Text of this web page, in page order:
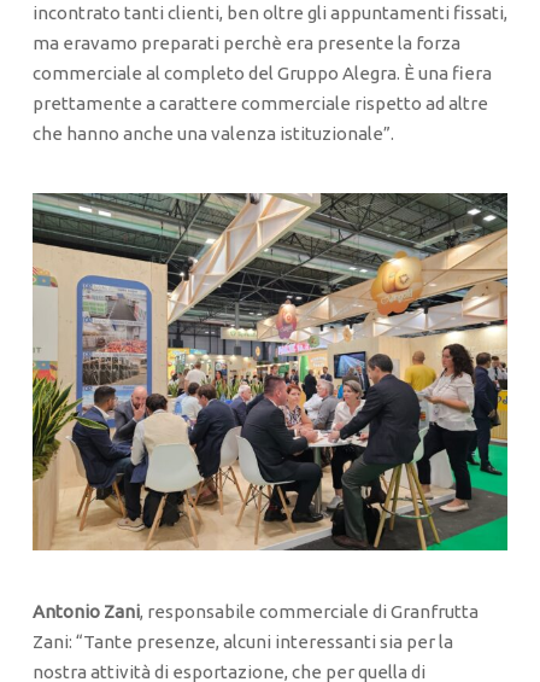
incontrato tanti clienti, ben oltre gli appuntamenti fissati,
ma eravamo preparati perchè era presente la forza
commerciale al completo del Gruppo Alegra. È una fiera
prettamente a carattere commerciale rispetto ad altre
che hanno anche una valenza istituzionale”.
Antonio Zani, responsabile commerciale di Granfrutta
Zani: “Tante presenze, alcuni interessanti sia per la
nostra attività di esportazione, che per quella di